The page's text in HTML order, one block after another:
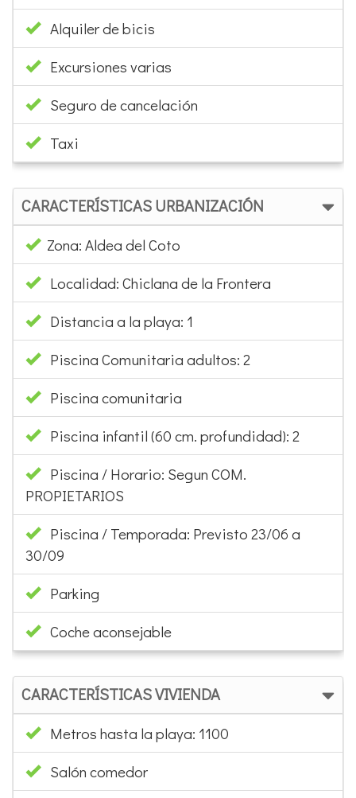
Alquiler de bicis
Excursiones varias
Seguro de cancelación
Taxi
CARACTERÍSTICAS URBANIZACIÓN
Zona: Aldea del Coto
Localidad: Chiclana de la Frontera
Distancia a la playa: 1
Piscina Comunitaria adultos: 2
Piscina comunitaria
Piscina infantil (60 cm. profundidad): 2
Piscina / Horario: Segun COM.
PROPIETARIOS
Piscina / Temporada: Previsto 23/06 a
30/09
Parking
Coche aconsejable
CARACTERÍSTICAS VIVIENDA
Metros hasta la playa: 1100
Salón comedor